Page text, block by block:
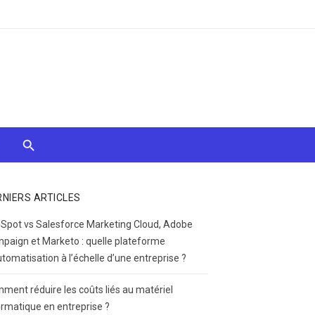
ARTICLES
vs Salesforce Marketing Cloud, Adobe
et Marketo : quelle plateforme
à l’échelle d’une entreprise ?
réduire les coûts liés au matériel
en entreprise ?